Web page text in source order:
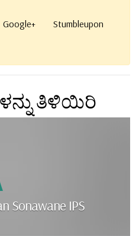
Google+
Stumbleupon
ತಿಳಿಯಿರಿ
Sonawane IPS